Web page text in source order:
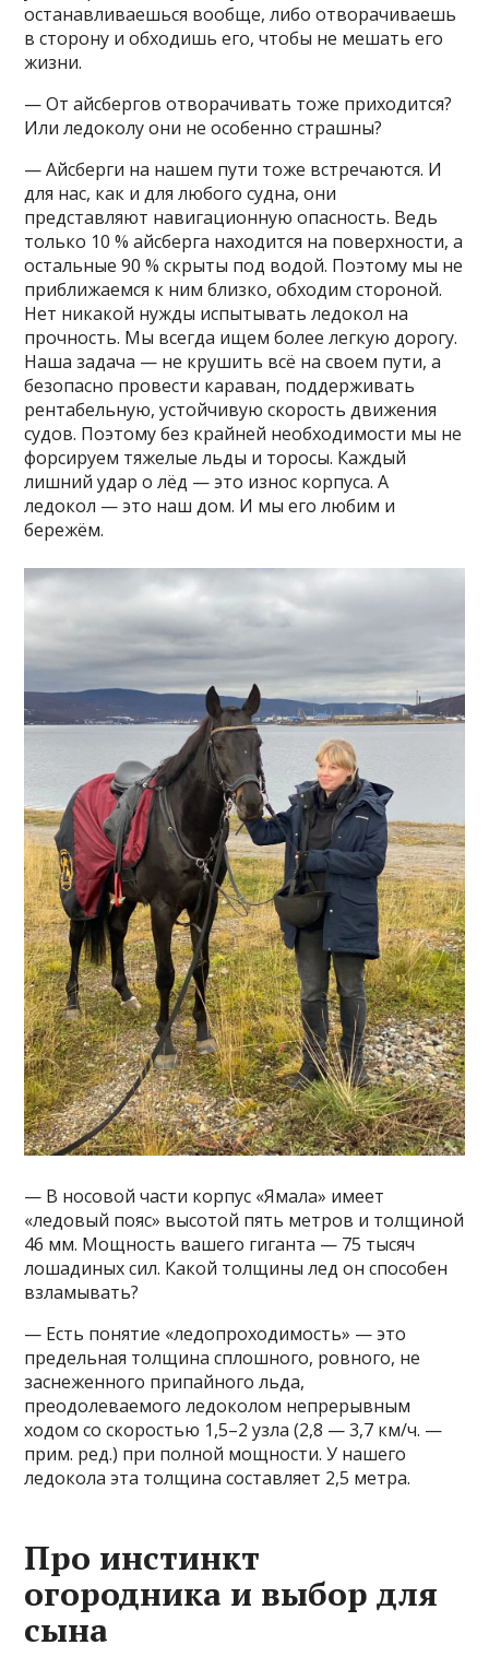
останавливаешься вообще, либо отворачиваешь
в сторону и обходишь его, чтобы не мешать его
жизни.
— От айсбергов отворачивать тоже приходится?
Или ледоколу они не особенно страшны?
— Айсберги на нашем пути тоже встречаются. И
для нас, как и для любого судна, они
представляют навигационную опасность. Ведь
только 10 % айсберга находится на поверхности, а
остальные 90 % скрыты под водой. Поэтому мы не
приближаемся к ним близко, обходим стороной.
Нет никакой нужды испытывать ледокол на
прочность. Мы всегда ищем более легкую дорогу.
Наша задача — не крушить всё на своем пути, а
безопасно провести караван, поддерживать
рентабельную, устойчивую скорость движения
судов. Поэтому без крайней необходимости мы не
форсируем тяжелые льды и торосы. Каждый
лишний удар о лёд — это износ корпуса. А
ледокол — это наш дом. И мы его любим и
бережём.
— В носовой части корпус «Ямала» имеет
«ледовый пояс» высотой пять метров и толщиной
46 мм. Мощность вашего гиганта — 75 тысяч
лошадиных сил. Какой толщины лед он способен
взламывать?
— Есть понятие «ледопроходимость» — это
предельная толщина сплошного, ровного, не
заснеженного припайного льда,
преодолеваемого ледоколом непрерывным
ходом со скоростью 1,5–2 узла (2,8 — 3,7 км/ч. —
прим. ред.) при полной мощности. У нашего
ледокола эта толщина составляет 2,5 метра.
Про инстинкт
огородника и выбор для
сына